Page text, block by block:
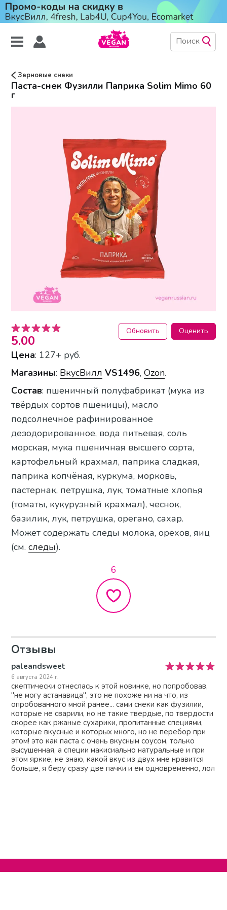
Зерновые снеки
Паста-снек Фузилли Паприка Solim Mimo 60
г
5.00
Обновить Оценить
Цена: 127+ руб.
Магазины: ВкусВилл VS1496,Ozon.
Состав: пшеничный полуфабрикат (мука из
твёрдых сортов пшеницы), масло
подсолнечное рафинированное
дезодорированное, вода питьевая, соль
морская, мука пшеничная высшего сорта,
картофельный крахмал, паприка сладкая,
паприка копчёная, куркума, морковь,
пастернак, петрушка, лук, томатные хлопья
(томаты, кукурузный крахмал), чеснок,
базилик, лук, петрушка, орегано, сахар.
Может содержать следы молока, орехов, яиц
(см.следы).
6
Отзывы
paleandsweet
6 августа 2024 г.
скептически отнеслась к этой новинке, но попробовав,
"не могу астанавица", это не похоже ни на что, из
опробованного мной ранее... сами снеки как фузилии,
которые не сварили, но не такие твердые, по твердости
скорее как ржаные сухарики, пропитанные специями,
которые вкусные и которых много, но не перебор при
этом! это как паста с очень вкусным соусом, только
высушенная, а специи макисиально натуральные и при
этом яркие, не знаю, какой вкус из двух мне нравится
больше, я беру сразу две пачки и ем одновременно, лол